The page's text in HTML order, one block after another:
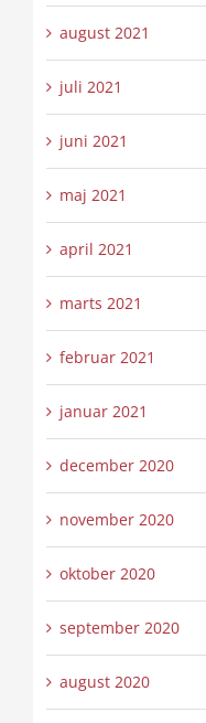
august 2021
juli 2021
juni 2021
maj 2021
april 2021
marts 2021
februar 2021
januar 2021
december 2020
november 2020
oktober 2020
september 2020
august 2020